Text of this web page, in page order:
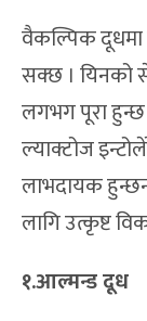
वैकल्पिक दूधमा
सक्छ । यिनको
लगभग पूरा हुन्छ
ल्याक्टोज
लाभदायक
लागि उत्कृष्ट
१.आल्मन्ड दूध